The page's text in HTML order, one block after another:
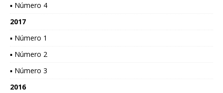
▪ Número 4
2017
▪ Número 1
▪ Número 2
▪ Número 3
2016